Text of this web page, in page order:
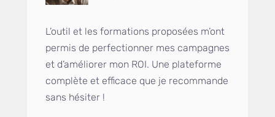
L’outil et les formations proposées m’ont
permis de perfectionner mes campagnes
et d’améliorer mon ROI. Une plateforme
complète et efficace que je recommande
sans hésiter !